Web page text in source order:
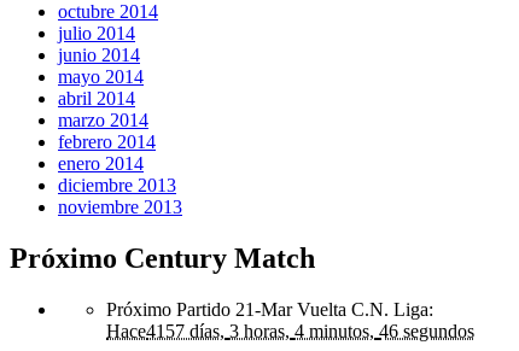
octubre 2014
julio 2014
junio 2014
mayo 2014
abril 2014
marzo 2014
febrero 2014
enero 2014
diciembre 2013
noviembre 2013
Próximo Century Match
Próximo Partido 21-Mar Vuelta C.N. Liga:
Hace4157 días, 3 horas, 4 minutos, 46 segundos